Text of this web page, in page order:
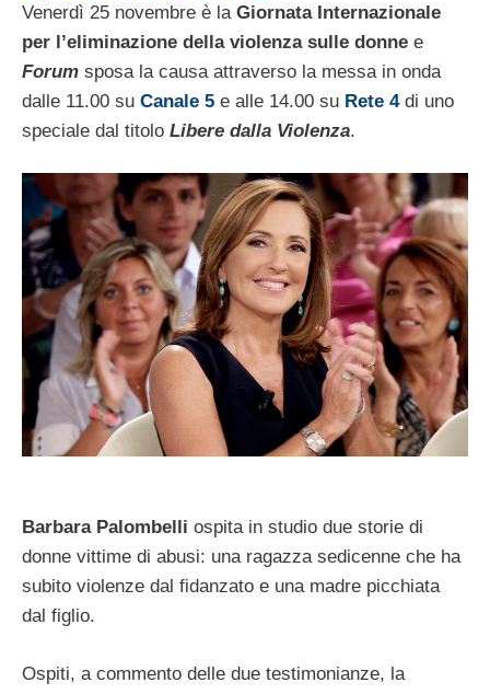
Venerdì 25 novembre è la Giornata Internazionale
per l’eliminazione della violenza sulle donne e
Forum sposa la causa attraverso la messa in onda
dalle 11.00 su Canale 5 e alle 14.00 su Rete 4di uno
speciale dal titolo Libere dalla Violenza.
Barbara Palombelli ospita in studio due storie di
donne vittime di abusi: una ragazza sedicenne che ha
subito violenze dal fidanzato e una madre picchiata
dal figlio.
Ospiti, a commento delle due testimonianze, la